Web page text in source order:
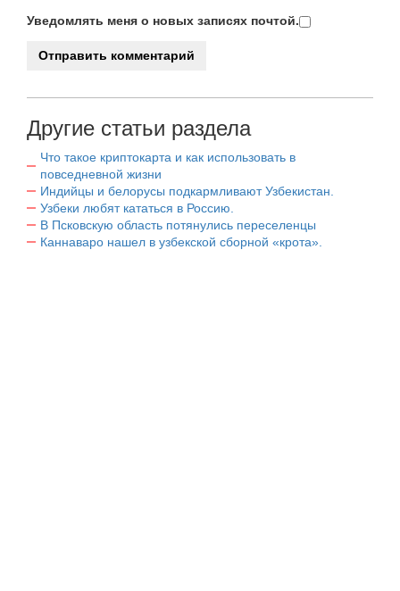
Уведомлять меня о новых записях почтой.
Другие статьи раздела
Что такое криптокарта и как использовать в
повседневной жизни
Индийцы и белорусы подкармливают Узбекистан.
Узбеки любят кататься в Россию.
В Псковскую область потянулись переселенцы
Каннаваро нашел в узбекской сборной «крота».